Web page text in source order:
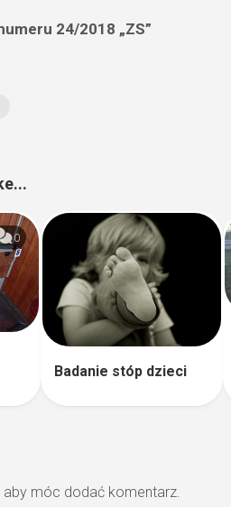
24/2018 „ZS”
0
Badanie stóp dzieci
aby móc dodać komentarz.